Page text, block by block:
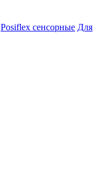
Posiflex сенсорные Для